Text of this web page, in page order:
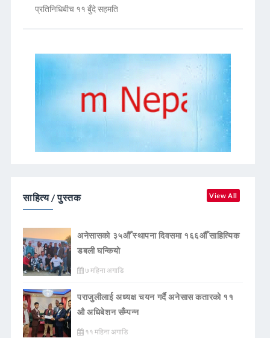
प्रतिनिधिबीच ११ बुँदे सहमति
साहित्य / पुस्तक View All
अनेसासको ३५औँ स्थापना दिवसमा १६६औँ साहित्यिक
डबली घन्कियाे
७ महिना अगाडि
पराजुलीलाई अध्यक्ष चयन गर्दै अनेसास कतारको ११
औ अधिबेशन सँम्पन्न
११ महिना अगाडि